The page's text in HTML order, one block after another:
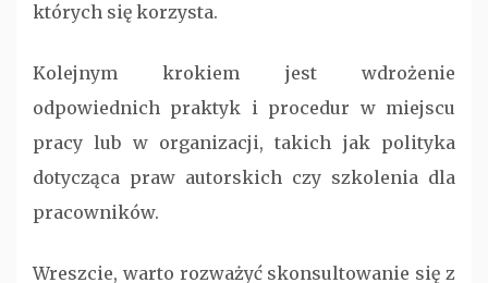
których się korzysta.
Kolejnym krokiem jest wdrożenie
odpowiednich praktyk i procedur w miejscu
pracy lub w organizacji, takich jak polityka
dotycząca praw autorskich czy szkolenia dla
pracowników.
Wreszcie, warto rozważyć skonsultowanie się z